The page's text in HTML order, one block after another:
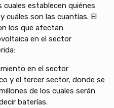
cuales establecen quiénes
cuáles son las cuantías. El
los que afectan
en el sector
en el sector
y el tercer sector, donde se
de los cuales serán
baterías.